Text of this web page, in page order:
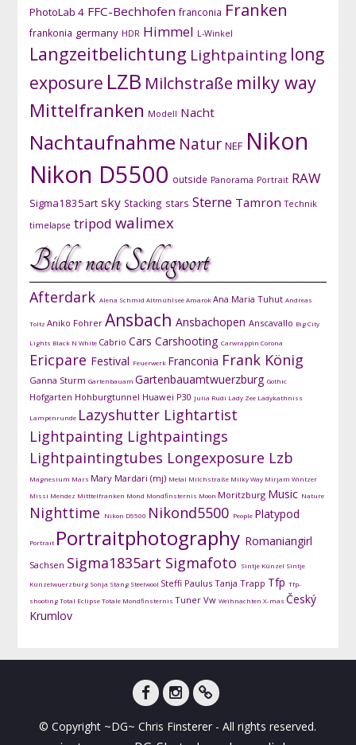
PhotoLab 4 FFC-Bechhofen franconia Franken
frankonia germany HDR Himmel L-Winkel
Langzeitbelichtung Lightpainting long
exposure LZB Milchstraße milky way
Mittelfranken Modell Nacht
Nachtaufnahme Natur NEF Nikon
Nikon D5500 outside Panorama Portrait RAW
Sigma1835art sky Stacking stars Sterne Tamron Technik
timelapse tripod walimex
Bilder nach Schlagwort
Afterdark Alena Schmid AltmühlseeAmarokAna Maria Tuhut Andreas
Toltz Aniko Fohrer Ansbach Ansbachopen Anscavallo Big City
Lights Black N White Cabrio Cars Carshooting Carwrappin Corona
Ericpare Festival Feuerwerk Franconia Frank König
Ganna Sturm Gartenbauam Gartenbauamtwuerzburg Gothic
Hofgarten Hohburgtunnel Huawei P30 Julia Rudi Lady Zee Ladykathniss
Lampenrunde Lazyshutter Lightartist
Lightpainting Lightpaintings
Lightpaintingtubes Longexposure Lzb
Magnesium Mars Mary Mardari (mj) Metal Milchstraße Milky Way Mirjam Wintzer
Missi Mendez Mitttelfranken Mond Mondfinsternis Moon Moritzburg Music Nature
Nighttime Nikon D5500 Nikond5500 People Platypod
Portrait Portraitphotography Romaniangirl
Sachsen Sigma1835art Sigmafoto Sintje Künzel Sintje
Künzelwuerzburg Sonja Stang Steelwool Steffi Paulus Tanja Trapp Tfp Tfp-
shootingTotal EclipseTotale Mondfinsternis Tuner Vw Weihnachten X-mas Český
Krumlov
© Copyright ~DG~ Chris Finsterer - All rights reserved.